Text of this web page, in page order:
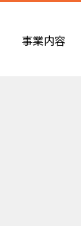
事業内容